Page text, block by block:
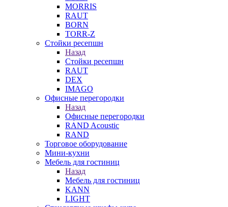
MORRIS
RAUT
BORN
TORR-Z
Стойки ресепшн
Назад
Стойки ресепшн
RAUT
DEX
IMAGO
Офисные перегородки
Назад
Офисные перегородки
RAND Acoustic
RAND
Торговое оборудование
Мини-кухни
Мебель для гостиниц
Назад
Мебель для гостиниц
KANN
LIGHT